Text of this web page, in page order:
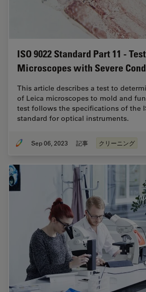
ISO 9022 Standard Part 11 -
Microscopes with Severe
This article describes a test to
of Leica microscopes to mold and
test follows the specifications of the
standard for optical instruments.
Sep 06, 2023 記事 クリーニング